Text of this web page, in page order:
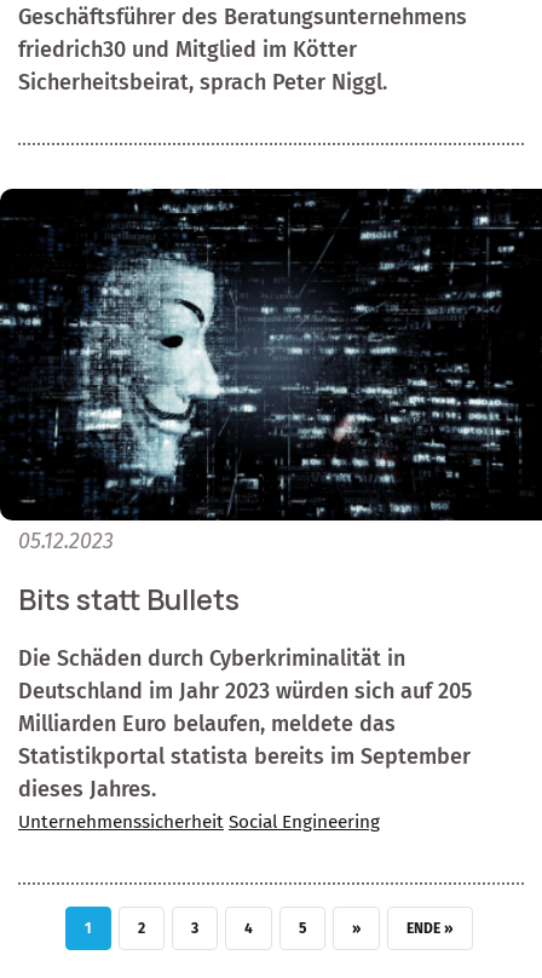
Geschäftsführer des Beratungsunternehmens
friedrich30 und Mitglied im Kötter
Sicherheitsbeirat, sprach Peter Niggl.
05.12.2023
Bits statt Bullets
Die Schäden durch Cyberkriminalität in
Deutschland im Jahr 2023 würden sich auf 205
Milliarden Euro belaufen, meldete das
Statistikportal statista bereits im September
dieses Jahres.
Unternehmenssicherheit Social Engineering
AKTUELLE SEITE
1 SEITE
2 SEITE
3 SEITE
4 SEITE
5 NÄCHSTE SEITE
›› LETZTE SEITE
ENDE »